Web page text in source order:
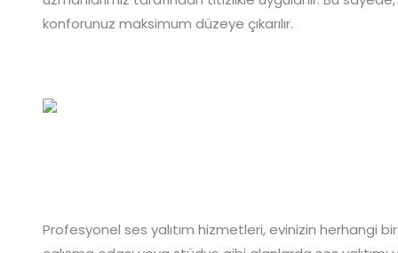
konforunuz maksimum düzeye çıkarılır.
Profesyonel ses yalıtım hizmetleri, evinizin herhangi